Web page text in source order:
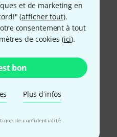
et de marketing en
(afficher tout).
consentement à tout
de cookies (ici).
bon
Plus d´infos
de confidentialité
par Virement
Klarna Payer Maintenant
de crédit.
remboursé